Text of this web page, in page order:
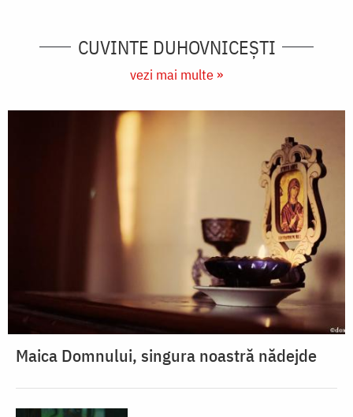
CUVINTE DUHOVNICEȘTI
vezi mai multe »
Maica Domnului, singura noastră nădejde